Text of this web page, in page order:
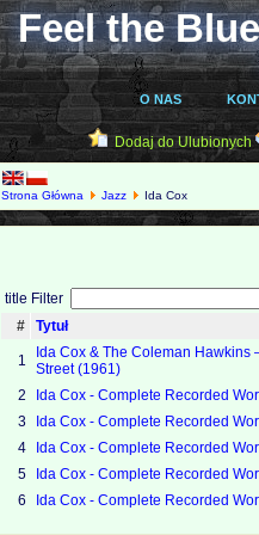
Feel the
O NAS
Dodaj do Ulubionych
Strona Główna Jazz Ida Cox
title Filter
#
Tytuł
1
Ida Cox & The Coleman Hawkins
Street (1961)
2
Ida Cox - Complete Recorded
3
Ida Cox - Complete Recorded
4
Ida Cox - Complete Recorded
5
Ida Cox - Complete Recorded
6
Ida Cox - Complete Recorded